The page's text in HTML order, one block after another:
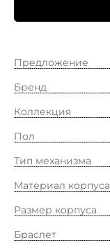
Предложение
Бренд
Коллекция
Пол
Тип механизма
Материал корпуса
Размер корпуса
Браслет